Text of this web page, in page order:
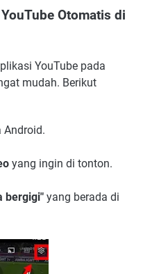
Otomatis di
YouTube pada
mudah. Berikut
Android.
yang ingin di tonton.
bergigi" yang berada di